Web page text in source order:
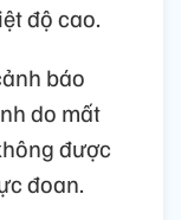
độ cao.
báo
do mất
được
đoan.